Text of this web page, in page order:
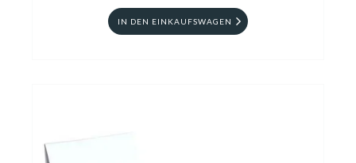
IN DEN EINKAUFSWAGEN